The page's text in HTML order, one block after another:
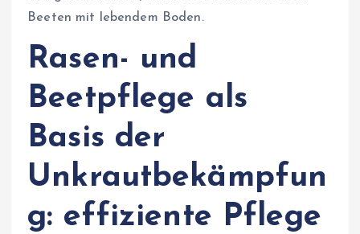
Beeten mit lebendem Boden.
Rasen- und
Beetpflege als
Basis der
Unkrautbekämpfun
g: effiziente Pflege